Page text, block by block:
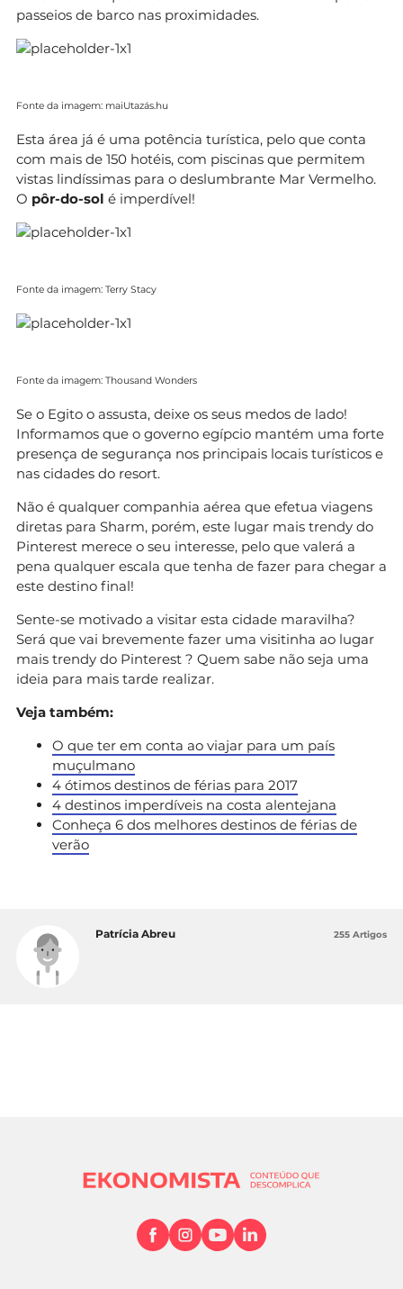
passeios de barco nas proximidades.
Fonte da imagem: maiUtazás.hu
Esta área já é uma potência turística, pelo que conta
com mais de 150 hotéis, com piscinas que permitem
vistas lindíssimas para o deslumbrante Mar Vermelho.
O pôr-do-sol é imperdível!
Fonte da imagem: Terry Stacy
Fonte da imagem: Thousand Wonders
Se o Egito o assusta, deixe os seus medos de lado!
Informamos que o governo egípcio mantém uma forte
presença de segurança nos principais locais turísticos e
nas cidades do resort.
Não é qualquer companhia aérea que efetua viagens
diretas para Sharm, porém, este lugar mais trendy do
Pinterest merece o seu interesse, pelo que valerá a
pena qualquer escala que tenha de fazer para chegar a
este destino final!
Sente-se motivado a visitar esta cidade maravilha?
Será que vai brevemente fazer uma visitinha ao lugar
mais trendy do Pinterest ? Quem sabe não seja uma
ideia para mais tarde realizar.
Veja também:
O que ter em conta ao viajar para um país
muçulmano
4 ótimos destinos de férias para 2017
4 destinos imperdíveis na costa alentejana
Conheça 6 dos melhores destinos de férias de
verão
Patrícia Abreu 255 Artigos